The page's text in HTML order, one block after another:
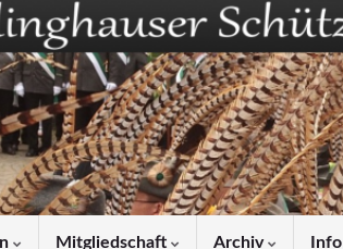
Mitgliedschaft Archiv Info